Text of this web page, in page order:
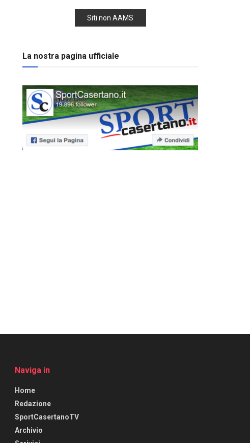
Siti non AAMS
La nostra pagina ufficiale
Naviga in
Home
Redazione
SportCasertanoTV
Archivio